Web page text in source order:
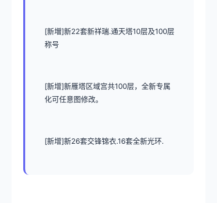
[新増]新22套新祥瑞.通天塔10层及100层
称号
[新增]新雁塔区域宫共100层，全新专属
化可任意图修改。
[新增]新26套交锋锦衣.16套全新光环.